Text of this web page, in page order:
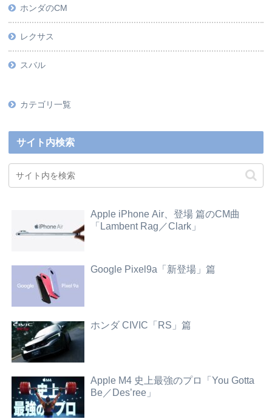
ホンダのCM
レクサス
スバル
カテゴリ一覧
サイト内検索
Apple iPhone Air、登場 篇のCM曲
「Lambent Rag／Clark」
Google Pixel9a「新登場」篇
ホンダ CIVIC「RS」篇
Apple M4 史上最強のプロ「You Gotta
Be／Des’ree」